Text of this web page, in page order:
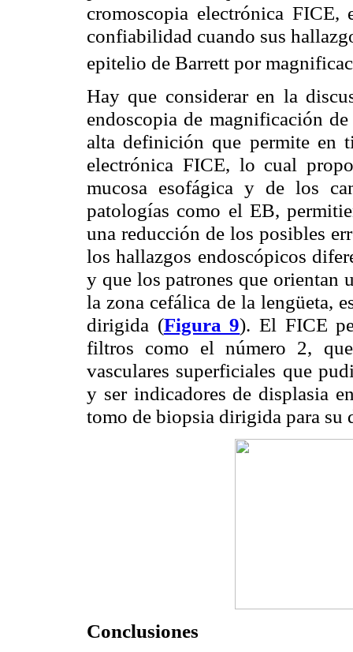
cromoscopia electrónica
confiabilidad cuando sus
epitelio de Barrett por
Hay que considerar en la
endoscopia de magnificación
alta definición que permite en
electrónica FICE, lo cual
mucosa esofágica y de los
patologías como el EB,
una reducción de los posibles
los hallazgos endoscópicos
y que los patrones que orientan
la zona cefálica de la lengüeta,
dirigida (Figura 9). El FICE
filtros como el número 2,
vasculares superficiales que
y ser indicadores de displasia
tomo de biopsia dirigida para
Conclusiones